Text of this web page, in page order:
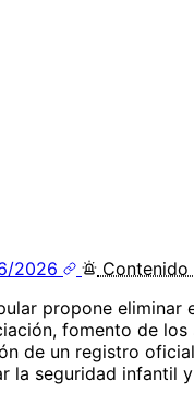
2026 Contenido
propone
fomento de
de un registro
la seguridad infantil